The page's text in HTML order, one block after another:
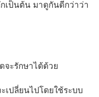
กเป็นต้น มาดูกันดีกว่าว่า
จะรักษาได้ด้วย
เปลี่ยนไปโดยใช้ระบบ